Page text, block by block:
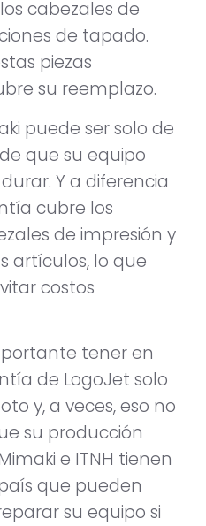
cabezales de
de tapado.
piezas
su reemplazo.
puede ser solo de
que su equipo
Y a diferencia
cubre los
de impresión y
artículos, lo que
costos
tener en
de LogoJet solo
y, a veces, eso no
su producción
e ITNH tienen
que pueden
su equipo si